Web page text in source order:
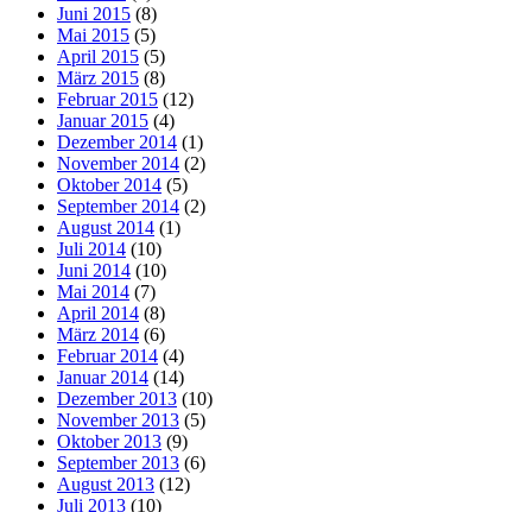
Juni 2015 (8)
Mai 2015 (5)
April 2015 (5)
März 2015 (8)
Februar 2015 (12)
Januar 2015 (4)
Dezember 2014 (1)
November 2014 (2)
Oktober 2014 (5)
September 2014 (2)
August 2014 (1)
Juli 2014 (10)
Juni 2014 (10)
Mai 2014 (7)
April 2014 (8)
März 2014 (6)
Februar 2014 (4)
Januar 2014 (14)
Dezember 2013 (10)
November 2013 (5)
Oktober 2013 (9)
September 2013 (6)
August 2013 (12)
Juli 2013 (10)